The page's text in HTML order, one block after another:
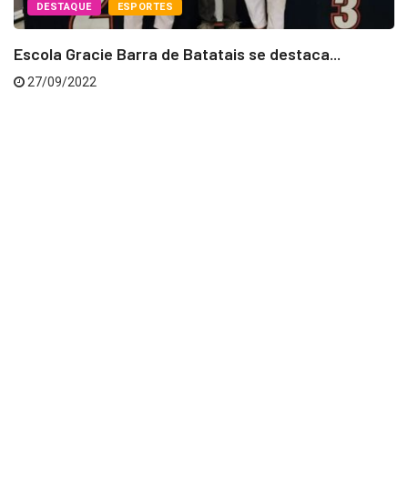
DESTAQUE ESPORTES
Escola Gracie Barra de Batatais se destaca...
27/09/2022